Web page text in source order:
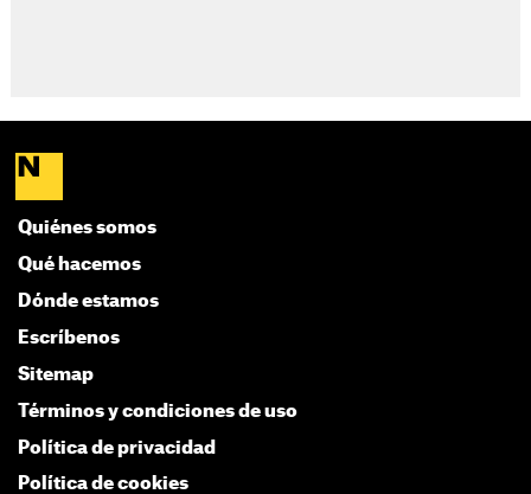
Quiénes somos
Qué hacemos
Dónde estamos
Escríbenos
Sitemap
Términos y condiciones de uso
Política de privacidad
Política de cookies